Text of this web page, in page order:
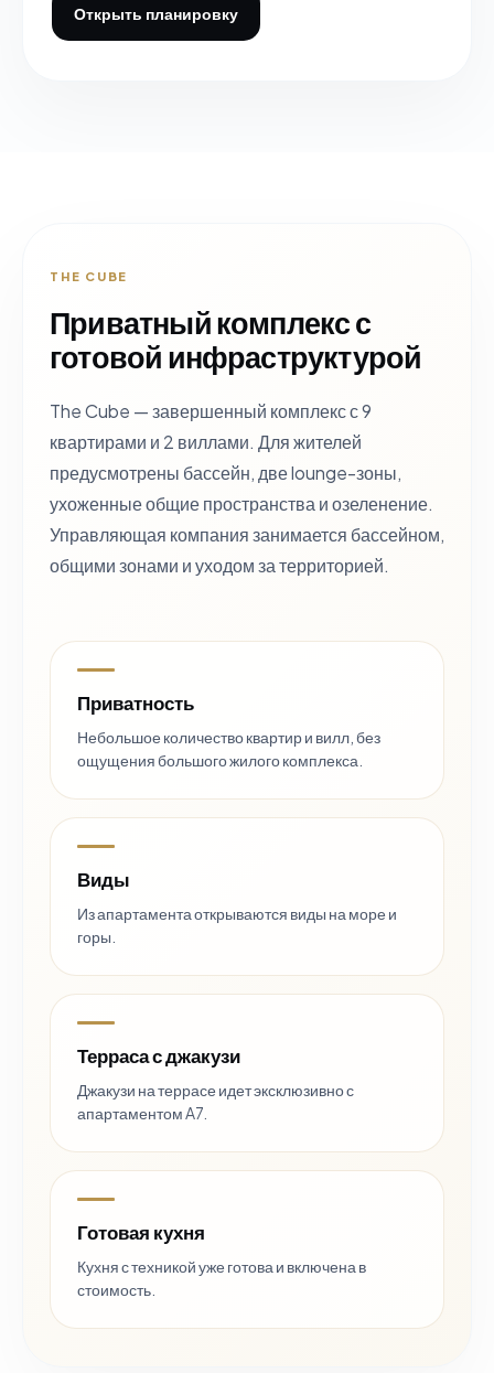
Открыть планировку
THE CUBE
Приватный комплекс с
готовой инфраструктурой
The Cube — завершенный комплекс с 9
квартирами и 2 виллами. Для жителей
предусмотрены бассейн, две lounge-зоны,
ухоженные общие пространства и озеленение.
Управляющая компания занимается бассейном,
общими зонами и уходом за территорией.
Приватность
Небольшое количество квартир и вилл, без
ощущения большого жилого комплекса.
Виды
Из апартамента открываются виды на море и
горы.
Терраса с джакузи
Джакузи на террасе идет эксклюзивно с
апартаментом A7.
Готовая кухня
Кухня с техникой уже готова и включена в
стоимость.